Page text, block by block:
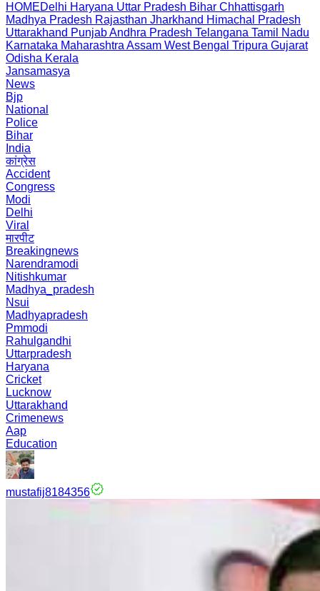
HOMEDelhi Haryana Uttar Pradesh Bihar Chhattisgarh
Madhya Pradesh Rajasthan Jharkhand Himachal Pradesh
Uttarakhand PunjabAndhra Pradesh Telangana Tamil Nadu
Karnataka Maharashtra Assam West Bengal Tripura Gujarat
Odisha Kerala
Jansamasya
News
Bjp
National
Police
Bihar
India
कांग्रेस
Accident
Congress
Modi
Delhi
Viral
मारपीट
Breakingnews
Narendramodi
Nitishkumar
Madhya_pradesh
Nsui
Madhyapradesh
Pmmodi
Rahulgandhi
Uttarpradesh
Haryana
Cricket
Lucknow
Uttarakhand
Crimenews
Aap
Education
mustafij8184356